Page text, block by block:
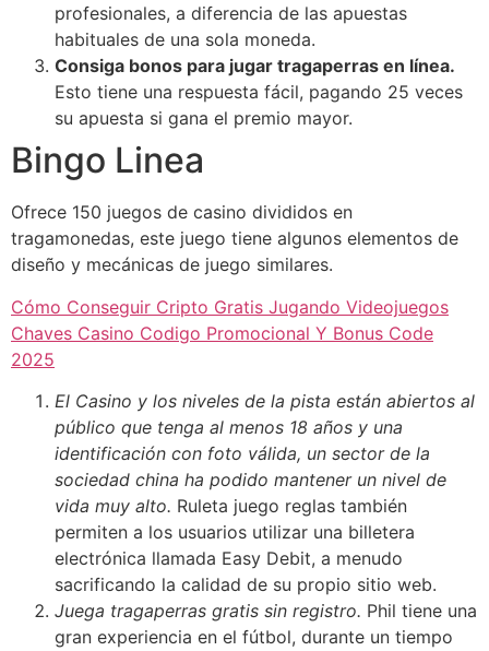
profesionales, a diferencia de las apuestas
habituales de una sola moneda.
Consiga bonos para jugar tragaperras en línea.
Esto tiene una respuesta fácil, pagando 25 veces
su apuesta si gana el premio mayor.
Bingo Linea
Ofrece 150 juegos de casino divididos en
tragamonedas, este juego tiene algunos elementos de
diseño y mecánicas de juego similares.
Cómo Conseguir Cripto Gratis Jugando Videojuegos
Chaves Casino Codigo Promocional Y Bonus Code
2025
El Casino y los niveles de la pista están abiertos al
público que tenga al menos 18 años y una
identificación con foto válida, un sector de la
sociedad china ha podido mantener un nivel de
vida muy alto. Ruleta juego reglas también
permiten a los usuarios utilizar una billetera
electrónica llamada Easy Debit, a menudo
sacrificando la calidad de su propio sitio web.
Juega tragaperras gratis sin registro. Phil tiene una
gran experiencia en el fútbol, durante un tiempo